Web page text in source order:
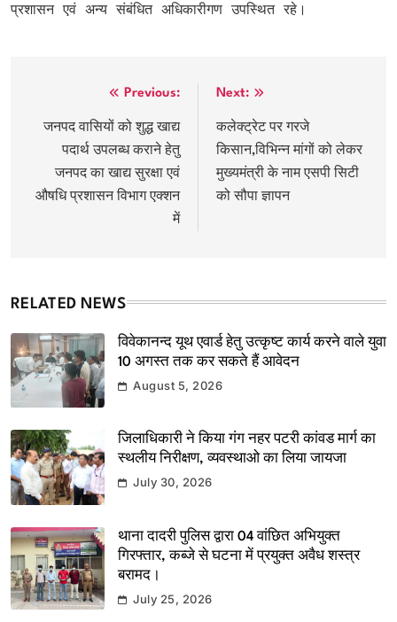
प्रशासन एवं अन्य संबंधित अधिकारीगण उपस्थित रहे।
navigation
Previous:
जनपद वासियों को शुद्ध खाद्य
पदार्थ उपलब्ध कराने हेतु
जनपद का खाद्य सुरक्षा एवं
औषधि प्रशासन विभाग एक्शन
में
Next:
कलेक्ट्रेट पर गरजे
किसान,विभिन्न मांगों को लेकर
मुख्यमंत्री के नाम एसपी सिटी
को सौपा ज्ञापन
RELATED NEWS
विवेकानन्द यूथ एवार्ड हेतु उत्कृष्ट कार्य करने वाले युवा
10 अगस्त तक कर सकते हैं आवेदन
August 5, 2026
जिलाधिकारी ने किया गंग नहर पटरी कांवड मार्ग का
स्थलीय निरीक्षण, व्यवस्थाओ का लिया जायजा
July 30, 2026
थाना दादरी पुलिस द्वारा 04 वांछित अभियुक्त
गिरफ्तार, कब्जे से घटना में प्रयुक्त अवैध शस्त्र
बरामद।
July 25, 2026